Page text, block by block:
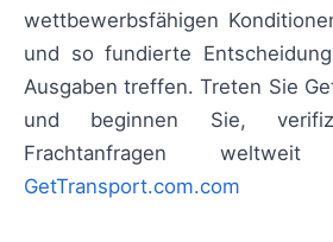
wettbewerbsfähigen
und so fundierte
Ausgaben treffen. Treten Sie
und beginnen Sie,
Frachtanfragen
GetTransport.com.com